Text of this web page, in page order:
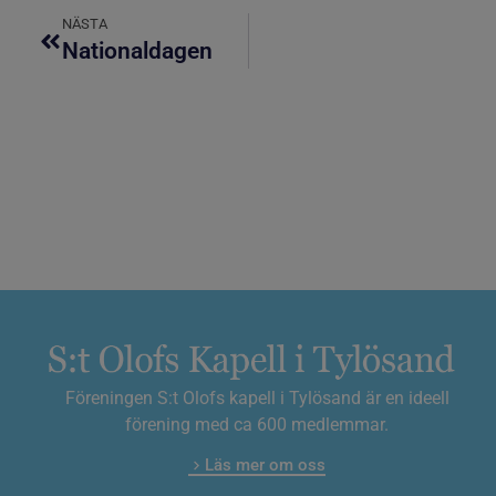
NÄSTA
Nationaldagen
Föreningen S:t Olofs kapell i Tylösand är en ideell
förening med ca 600 medlemmar.
Läs mer om oss